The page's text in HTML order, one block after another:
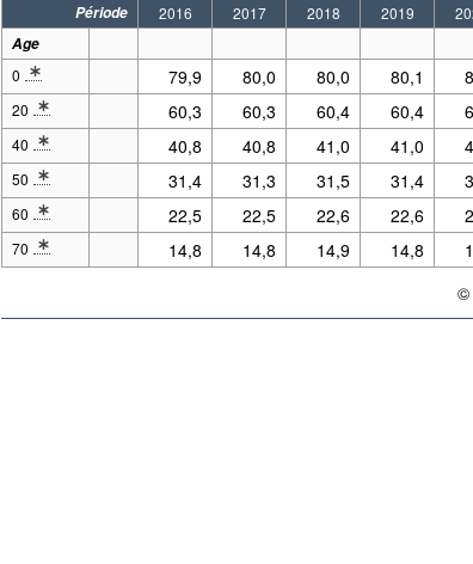
Période 2016 2017 2018 2019
Age
0
* Note Age 2: Définitions : Espérance de vie
79,9 80,0 80,0 80,1
20
* Note Age 2: Définitions : Espérance de vie
60,3 60,3 60,4 60,4
40
* Note Age 2: Définitions : Espérance de vie
40,8 40,8 41,0 41,0
50
* Note Age 2: Définitions : Espérance de vie
31,4 31,3 31,5 31,4
60
* Note Age 2: Définitions : Espérance de vie
22,5 22,5 22,6 22,6
70
* Note Age 2: Définitions : Espérance de vie
14,8 14,8 14,9 14,8
©